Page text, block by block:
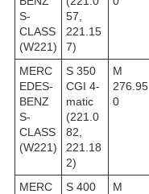
S-
CLASS
(W221)
57,
221.15
7)
MERC
EDES-
BENZ
S-
CLASS
(W221)
S 350
CGI 4-
matic
(221.0
82,
221.18
2)
M
276.95
0
MERC
S 400
M